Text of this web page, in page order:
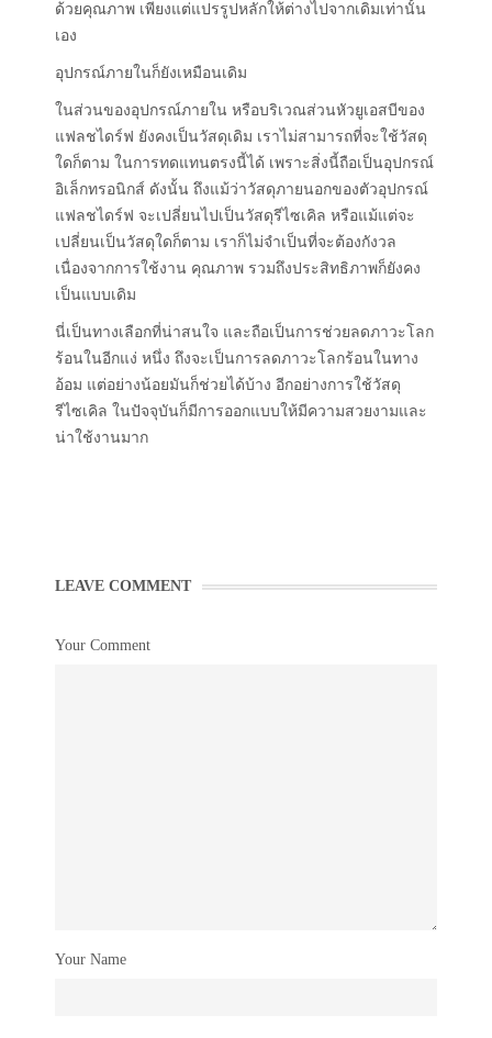
ด้วยคุณภาพ เพียงแต่แปรรูปหลักให้ต่างไปจากเดิมเท่านั้น
เอง
อุปกรณ์ภายในก็ยังเหมือนเดิม
ในส่วนของอุปกรณ์ภายใน หรือบริเวณส่วนหัวยูเอสบีของ
แฟลชไดร์ฟ ยังคงเป็นวัสดุเดิม เราไม่สามารถที่จะใช้วัสดุ
ใดก็ตาม ในการทดแทนตรงนี้ได้ เพราะสิ่งนี้ถือเป็นอุปกรณ์
อิเล็กทรอนิกส์ ดังนั้น ถึงแม้ว่าวัสดุภายนอกของตัวอุปกรณ์
แฟลชไดร์ฟ จะเปลี่ยนไปเป็นวัสดุรีไซเคิล หรือแม้แต่จะ
เปลี่ยนเป็นวัสดุใดก็ตาม เราก็ไม่จำเป็นที่จะต้องกังวล
เนื่องจากการใช้งาน คุณภาพ รวมถึงประสิทธิภาพก็ยังคง
เป็นแบบเดิม
นี่เป็นทางเลือกที่น่าสนใจ และถือเป็นการช่วยลดภาวะโลก
ร้อนในอีกแง่ หนึ่ง ถึงจะเป็นการลดภาวะโลกร้อนในทาง
อ้อม แต่อย่างน้อยมันก็ช่วยได้บ้าง อีกอย่างการใช้วัสดุ
รีไซเคิล ในปัจจุบันก็มีการออกแบบให้มีความสวยงามและ
น่าใช้งานมาก
LEAVE COMMENT
Your Comment
Your Name